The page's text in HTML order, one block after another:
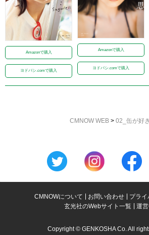
Amazonで購入
ヨドバシ.comで購入
Amazonで購入
ヨドバシ.comで購入
CMNOW WEB > 02_缶が好
CMNOWについて お問い合わせ
プラ
玄光社のWebサイト一覧
運
Copyright © GENKOSHA Co. All